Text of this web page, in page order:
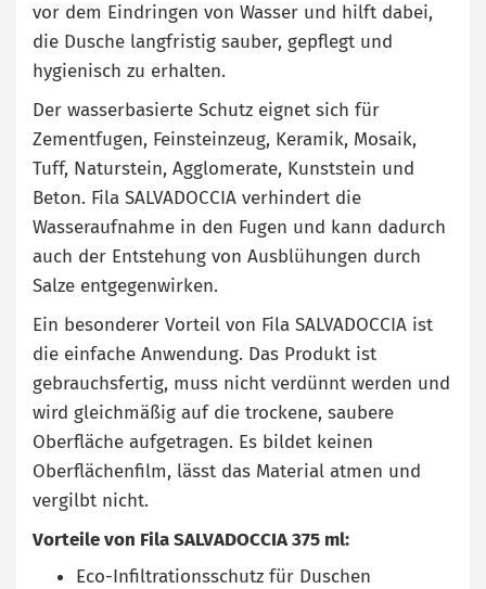
vor dem Eindringen von Wasser und hilft dabei,
die Dusche langfristig sauber, gepflegt und
hygienisch zu erhalten.
Der wasserbasierte Schutz eignet sich für
Zementfugen, Feinsteinzeug, Keramik, Mosaik,
Tuff, Naturstein, Agglomerate, Kunststein und
Beton. Fila SALVADOCCIA verhindert die
Wasseraufnahme in den Fugen und kann dadurch
auch der Entstehung von Ausblühungen durch
Salze entgegenwirken.
Ein besonderer Vorteil von Fila SALVADOCCIA ist
die einfache Anwendung. Das Produkt ist
gebrauchsfertig, muss nicht verdünnt werden und
wird gleichmäßig auf die trockene, saubere
Oberfläche aufgetragen. Es bildet keinen
Oberflächenfilm, lässt das Material atmen und
vergilbt nicht.
Vorteile von Fila SALVADOCCIA 375 ml:
Eco-Infiltrationsschutz für Duschen